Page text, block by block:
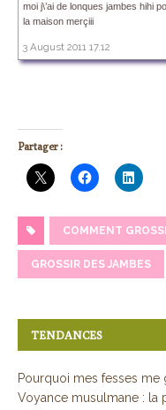
moi j\’ai de lonques jambes hihi
la maison merçiii
3 August 2011 17.12
Partager :
COMMENT
GROSSIR DES JAMBES
TENDANCES
Pourquoi mes fesses me
Voyance musulmane : la